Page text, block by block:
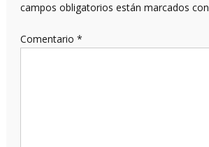
campos obligatorios están marcados con
Comentario *